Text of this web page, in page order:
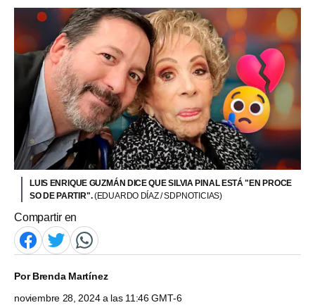
LUIS ENRIQUE GUZMÁN DICE QUE SILVIA PINAL ESTÁ "EN PROCE
SO DE PARTIR".(EDUARDO DÍAZ / SDPNOTICIAS)
Compartir en
PorBrenda Martínez
noviembre 28, 2024 a las 11:46 GMT-6